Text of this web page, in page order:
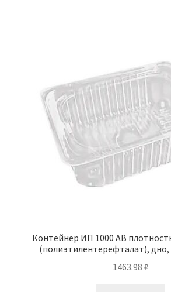
Контейнер ИП 1000 АВ
(полиэтилентерефталат),
1463.98 ₽